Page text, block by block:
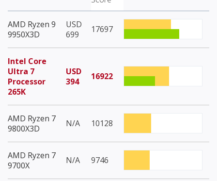
AMD Ryzen 9
9950X3D
USD
699
17697
Intel Core
Ultra 7
Processor
265K
USD
394
16922
AMD Ryzen 7
9800X3D
N/A 10128
AMD Ryzen 7
9700X
N/A 9746